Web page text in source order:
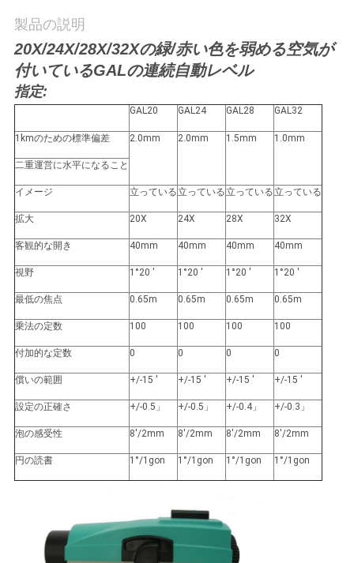
達
に
連
絡
し
な
さ
い
ニ
ュ
ー
ス
場
合
製品の説明
20X/24X/28X/32Xの緑/赤い色を弱める空気が
付いているGALの連続自動レベル
指定:
GAL20 GAL24 GAL28 GAL32
1kmのための標準偏差 2.0mm 2.0mm 1.5mm 1.0mm
二重運営に水平になること
イメージ 立っている立っている立っている立っている
拡大 20X 24X 28X 32X
客観的な開き 40mm 40mm 40mm 40mm
視野 1°20 ' 1°20 ' 1°20 ' 1°20 '
最低の焦点 0.65m 0.65m 0.65m 0.65m
乗法の定数 100 100 100 100
付加的な定数 0 0 0 0
償いの範囲 +/-15 ' +/-15 ' +/-15 ' +/-15 '
設定の正確さ +/-0.5」 +/-0.5」 +/-0.4」 +/-0.3」
泡の感受性 8'/2mm 8'/2mm 8'/2mm 8'/2mm
円の読書 1°/1gon 1°/1gon 1°/1gon 1°/1gon